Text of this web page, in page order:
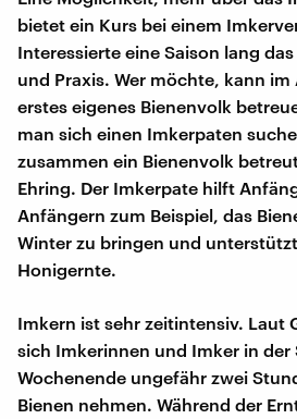
bietet ein Kurs bei einem
Interessierte eine Saison lang
und Praxis. Wer möchte, kann im
erstes eigenes Bienenvolk
man sich einen Imkerpaten
zusammen ein Bienenvolk
Ehring. Der Imkerpate hilft
Anfängern zum Beispiel, das
Winter zu bringen und
Honigernte.
Imkern ist sehr zeitintensiv. Laut
sich Imkerinnen und Imker in der
Wochenende ungefähr zwei
Bienen nehmen. Während der